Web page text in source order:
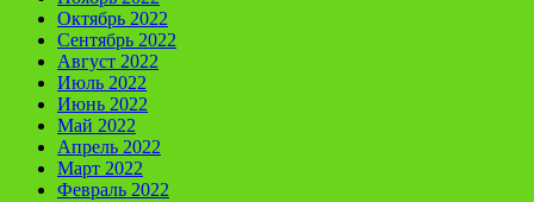
Октябрь 2022
Сентябрь 2022
Август 2022
Июль 2022
Июнь 2022
Май 2022
Апрель 2022
Март 2022
Февраль 2022